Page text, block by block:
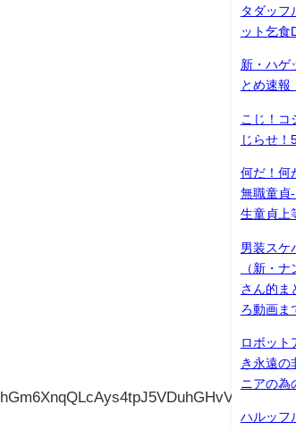
タダッフ
ット乞食
新・ハゲ
とめ速報
こじ！コ
じらせ！
何だ！
無職童貞
生童貞上
男装スケ
（新・
さん的ま
ろ動画ま
ロボット
き永遠の
ニアの為
ハルッフ